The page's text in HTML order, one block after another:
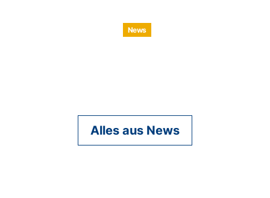
News
Alles aus News